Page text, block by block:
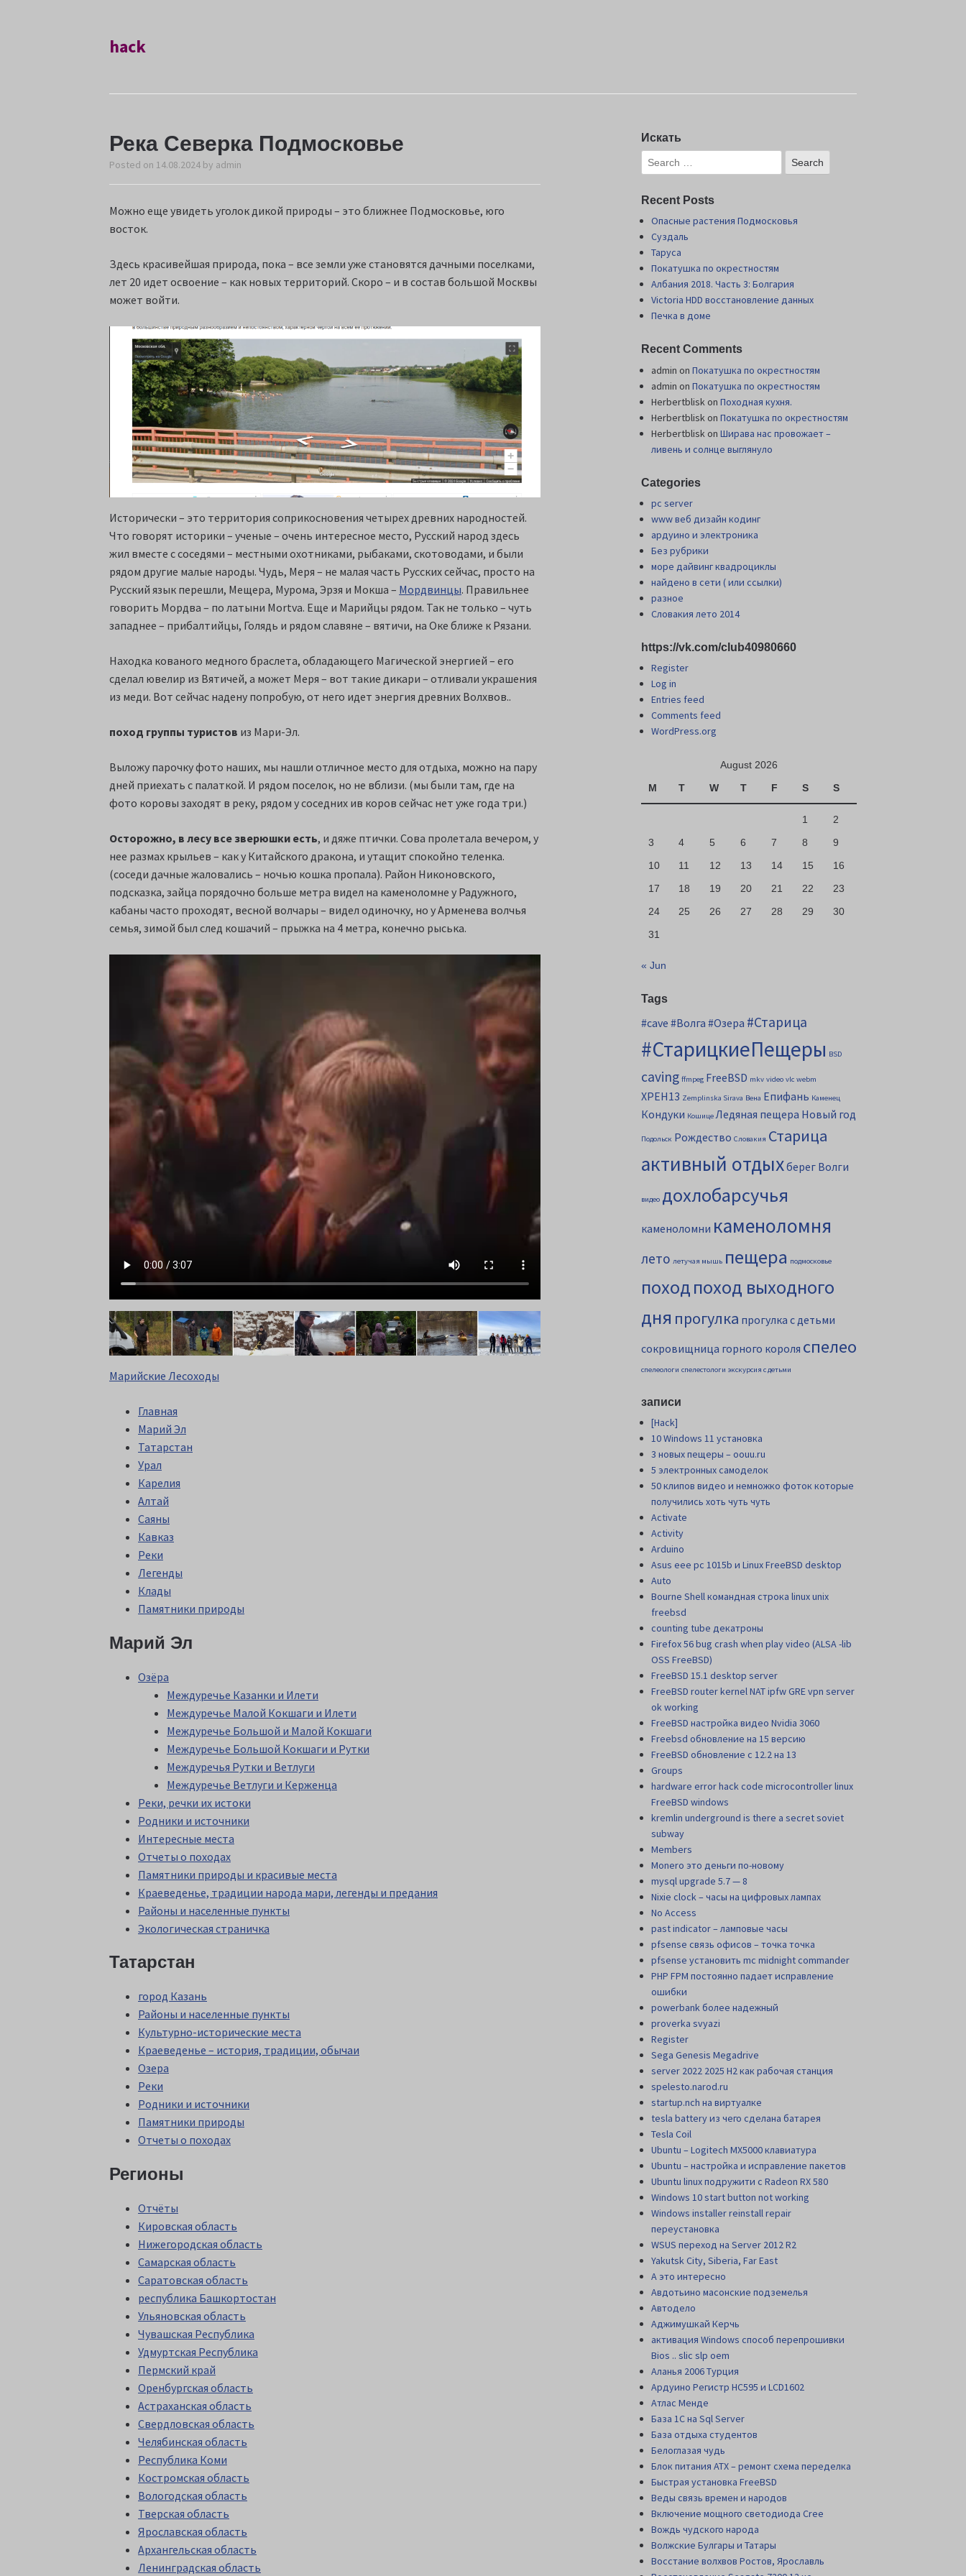
hack
Река Северка Подмосковье
Posted on 14.08.2024 by admin
Можно еще увидеть уголок дикой природы – это ближнее Подмосковье, юго
восток.
Здесь красивейшая природа, пока – все земли уже становятся дачными поселками,
лет 20 идет освоение – как новых территорий. Скоро – и в состав большой Москвы
может войти.
Исторически – это территория соприкосновения четырех древних народностей.
Что говорят историки – ученые – очень интересное место, Русский народ здесь
жил вместе с соседями – местными охотниками, рыбаками, скотоводами, и были
рядом другие малые народы. Чудь, Меря – не малая часть Русских сейчас, просто на
Русский язык перешли, Мещера, Мурома, Эрзя и Мокша – Мордвинцы. Правильнее
говорить Мордва – по латыни Mortva. Еще и Марийцы рядом. Так не только – чуть
западнее – прибалтийцы, Голядь и рядом славяне – вятичи, на Оке ближе к Рязани.
Находка кованого медного браслета, обладающего Магической энергией – его
сделал ювелир из Вятичей, а может Меря – вот такие дикари – отливали украшения
из меди. Вот сейчас надену попробую, от него идет энергия древних Волхвов..
поход группы туристов из Мари-Эл.
Выложу парочку фото наших, мы нашли отличное место для отдыха, можно на пару
дней приехать с палаткой. И рядом поселок, но не вблизи. (мы были там, где на
фото коровы заходят в реку, рядом у соседних ив коров сейчас нет уже года три.)
Осторожно, в лесу все зверюшки есть, и дяже птички. Сова пролетала вечером, у
нее размах крыльев – как у Китайского дракона, и утащит спокойно теленка.
(соседи дачные жаловались – ночью кошка пропала). Район Никоновского,
подсказка, зайца порядочно больше метра видел на каменоломне у Радужного,
кабаны часто проходят, весной волчары – видел одиночку, но у Арменева волчья
семья, зимой был след кошачий – прыжка на 4 метра, конечно рыська.
Марийские Лесоходы
Главная
Марий Эл
Татарстан
Урал
Карелия
Алтай
Саяны
Кавказ
Реки
Легенды
Клады
Памятники природы
Марий Эл
Озёра
Междуречье Казанки и Илети
Междуречье Малой Кокшаги и Илети
Междуречье Большой и Малой Кокшаги
Междуречье Большой Кокшаги и Рутки
Междуречья Рутки и Ветлуги
Междуречье Ветлуги и Керженца
Реки, речки их истоки
Родники и источники
Интересные места
Отчеты о походах
Памятники природы и красивые места
Краеведенье, традиции народа мари, легенды и предания
Районы и населенные пункты
Экологическая страничка
Татарстан
город Казань
Районы и населенные пункты
Культурно-исторические места
Краеведенье – история, традиции, обычаи
Озера
Реки
Родники и источники
Памятники природы
Отчеты о походах
Регионы
Отчёты
Кировская область
Нижегородская область
Самарская область
Саратовская область
республика Башкортостан
Ульяновская область
Чувашская Республика
Удмуртская Республика
Пермский край
Оренбургская область
Астраханская область
Свердловская область
Челябинская область
Республика Коми
Костромская область
Вологодская область
Тверская область
Ярославская область
Архангельская область
Ленинградская область
Искать
Recent Posts
Опасные растения Подмосковья
Суздаль
Таруса
Покатушка по окрестностям
Албания 2018. Часть 3: Болгария
Victoria HDD восстановление данных
Печка в доме
Recent Comments
admin on Покатушка по окрестностям
admin on Покатушка по окрестностям
Herbertblisk on Походная кухня.
Herbertblisk on Покатушка по окрестностям
Herbertblisk on Шиpава нас провожает –
ливень и солнце выглянуло
Categories
pc server
www веб дизайн кодинг
ардуино и электроника
Без рубрики
море дайвинг квадроциклы
найдено в сети ( или ссылки)
разное
Словакия лето 2014
https://vk.com/club40980660
Register
Log in
Entries feed
Comments feed
WordPress.org
August 2026
M
T W T F S S
1
2
3
4 5 6 7 8
9
10
11 12 13 14 15
16
17
18 19 20 21 22
23
24
25 26 27 28 29
30
31
« Jun
Tags
#cave #Волга #Озера #Старица
#СтарицкиеПещеры BSD
caving ffmpeg FreeBSD mkv video vlc webm
XPEH13 Zemplinska Sirava Вена Епифань Каменец
Кондуки Кошице Ледяная пещера Новый год
Подольск Рождество Словакия Старица
активный отдыхберег Волги
видео дохлобарсучья
каменоломни каменоломня
лето летучая мышь пещера подмосковье
походпоход выходного
дня прогулка прогулка с детьми
сокровищница горного короля спелео
спелеологи спелестологи экскурсия с детьми
записи
[Hack]
10 Windows 11 установка
3 новых пещеры – oouu.ru
5 электронных самоделок
50 клипов видео и немножко фоток которые
получились хоть чуть чуть
Activate
Activity
Arduino
Asus eee pc 1015b и Linux FreeBSD desktop
Auto
Bourne Shell командная строка linux unix
freebsd
counting tube декатроны
Firefox 56 bug crash when play video (ALSA -lib
OSS FreeBSD)
FreeBSD 15.1 desktop server
FreeBSD router kernel NAT ipfw GRE vpn server
ok working
FreeBSD настройка видео Nvidia 3060
Freebsd обновление на 15 версию
FreeBSD обновление с 12.2 на 13
Groups
hardware error hack code microcontroller linux
FreeBSD windows
kremlin underground is there a secret soviet
subway
Members
Monero это деньги по-новому
mysql upgrade 5.7 — 8
Nixie clock – часы на цифровых лампах
No Access
past indicator – ламповые часы
pfsense связь офисов – точка точка
pfsense установить mc midnight commander
PHP FPM постоянно падает исправление
ошибки
powerbank более надежный
proverka svyazi
Register
Sega Genesis Megadrive
server 2022 2025 H2 как рабочая станция
spelesto.narod.ru
startup.nch на виртуалке
tesla battery из чего сделана батарея
Tesla Coil
Ubuntu – Logitech MX5000 клавиатура
Ubuntu – настройка и исправление пакетов
Ubuntu linux подружити с Radeon RX 580
Windows 10 start button not working
Windows installer reinstall repair
переустановка
WSUS переход на Server 2012 R2
Yakutsk City, Siberia, Far East
А это интересно
Авдотьино масонские подземелья
Автодело
Аджимушкай Керчь
активация Windows способ перепрошивки
Bios .. slic slp oem
Аланья 2006 Турция
Ардуино Регистр НС595 и LCD1602
Атлас Менде
База 1С на Sql Server
База отдыха студентов
Белоглазая чудь
Блок питания АТХ – ремонт схема переделка
Быстрая установка FreeBSD
Веды связь времен и народов
Включение мощного светодиода Cree
Вождь чудского народа
Волжские Булгары и Татары
Восстание волхвов Ростов, Ярославль